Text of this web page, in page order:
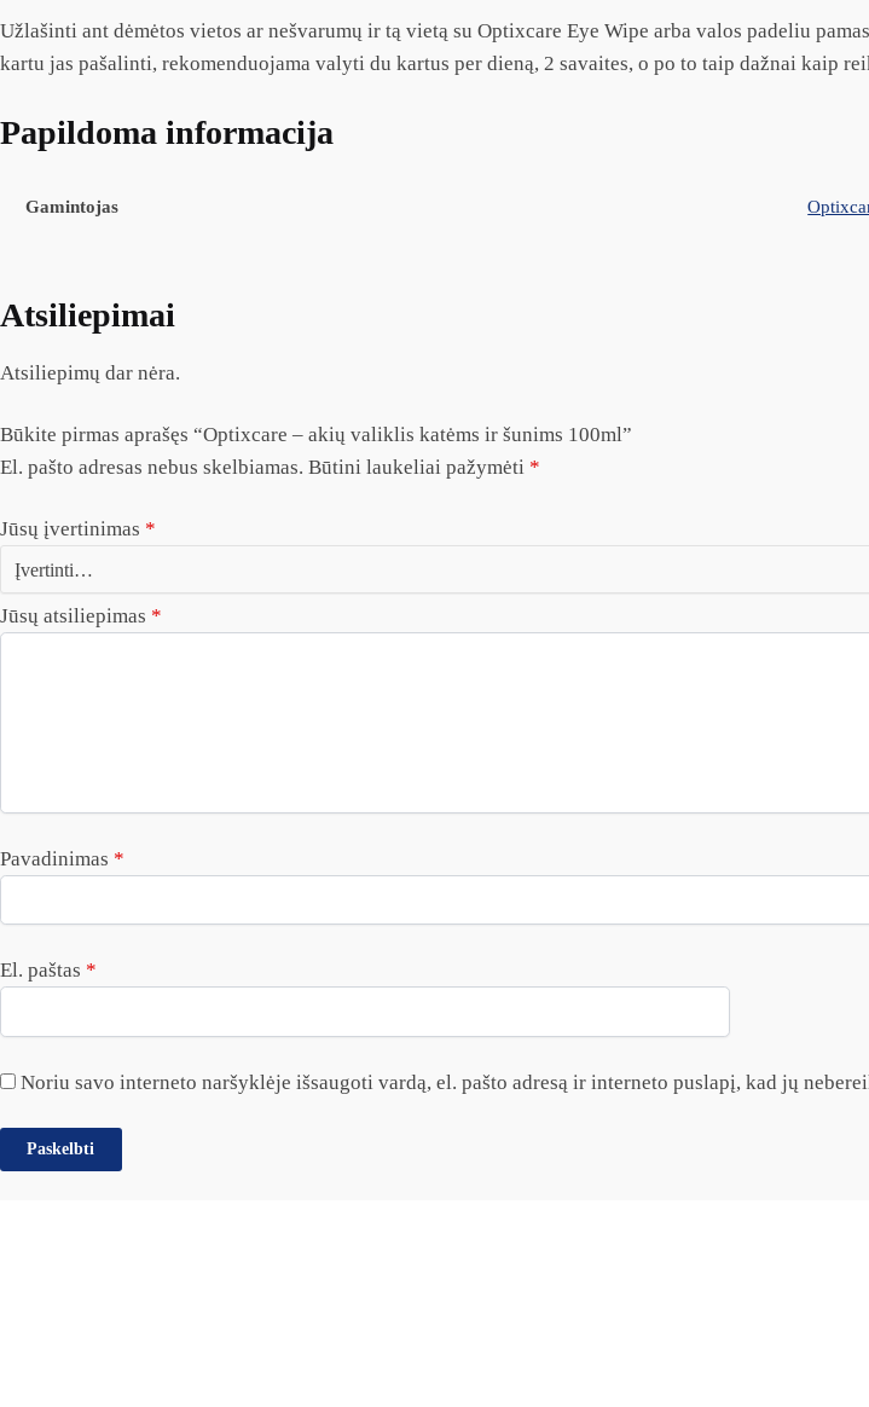
Užlašinti ant dėmėtos vietos ar nešvarumų ir tą vietą su Optixcare Eye Wipe arba valos padeliu
kartu jas pašalinti, rekomenduojama valyti du kartus per dieną, 2 savaites, o po to taip dažnai kaip
Papildoma informacija
Gamintojas
Atsiliepimai
Atsiliepimų dar nėra.
Būkite pirmas aprašęs “Optixcare – akių valiklis katėms ir šunims 100ml”
El. pašto adresas nebus skelbiamas. Būtini laukeliai pažymėti *
Jūsų įvertinimas *
Jūsų atsiliepimas *
Pavadinimas *
El. paštas *
Noriu savo interneto naršyklėje išsaugoti vardą, el. pašto adresą ir interneto puslapį, kad jų